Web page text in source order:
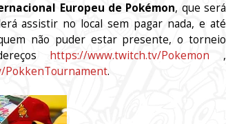
Europeu de Pokémon, que será
assistir no local sem pagar nada, e até
não puder estar presente, o torneio
https://www.twitch.tv/Pokemon ,
.